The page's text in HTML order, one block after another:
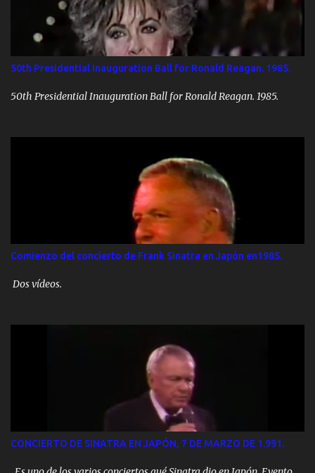
Cancionero Americano. Tony Bennett ha estado en la primera
línea de todos los problemas importantes que afectan las piedras
angulares de la historia moderna de este país. Ha actuado para
once presidentes de Estados Unidos, es un veterano de la Segunda
Guerra Mundial que luchó en la Batalla de las Ardenas y participó
en la liberación de un campo de concentración, y marchó al lado
50th Presidential Inauguration Ball for Ronald Reagan. 1985.
50th Presidential Inauguration Ball for Ronald Reagan. 1985.
Comienzo del concierto de Frank Sinatra en Japón en1985.
Dos vídeos.
CONCIERTO DE SINATRA EN JAPÓN, 7 DE MARZO DE 1.991.